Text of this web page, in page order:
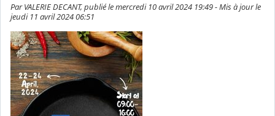
Par VALERIE DECANT, publié le mercredi 10 avril 2024 19:49 - Mis à jour le
jeudi 11 avril 2024 06:51